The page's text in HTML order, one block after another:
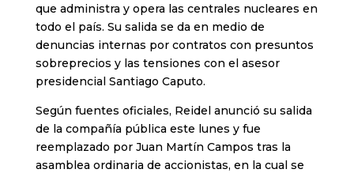
que administra y opera las centrales nucleares en
todo el país. Su salida se da en medio de
denuncias internas por contratos con presuntos
sobreprecios y las tensiones con el asesor
presidencial Santiago Caputo.
Según fuentes oficiales, Reidel anunció su salida
de la compañía pública este lunes y fue
reemplazado por Juan Martín Campos tras la
asamblea ordinaria de accionistas, en la cual se